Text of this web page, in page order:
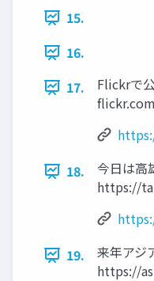
15.
16.
17.
Flickrで
18.
今日は高
https://
19.
来年アジ
https://